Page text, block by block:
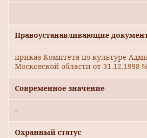
-
Правоустанавливающие
приказ Комитета по культуре
Московской области от 31.12.1998
Современное значение
-
Охранный статус